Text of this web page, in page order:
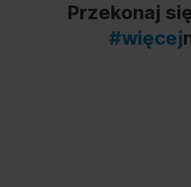
Przekonaj
#więcej